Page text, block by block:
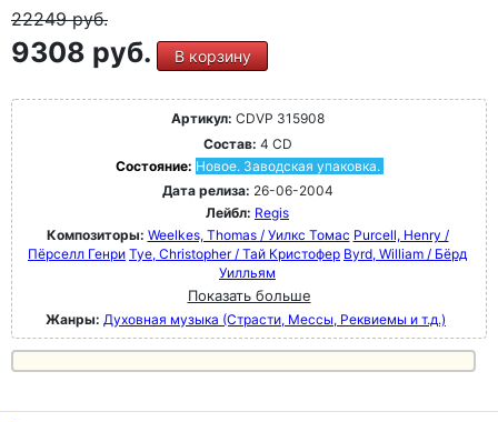
22249руб.
9308 руб. В корзину
Артикул: CDVP 315908
Состав: 4 CD
Состояние: Новое. Заводская упаковка.
Дата релиза: 26-06-2004
Лейбл: Regis
Композиторы: Weelkes, Thomas / Уилкс Томас Purcell, Henry /
Пёрселл Генри Tye, Christopher / Тай Кристофер Byrd, William / Бёрд
Уилльям
Показать больше
Жанры: Духовная музыка (Страсти, Мессы, Реквиемы и т.д.)